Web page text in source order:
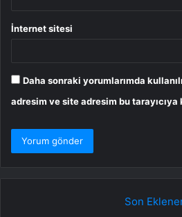
İnternet sitesi
Daha sonraki yorumlarımda
adresim ve site adresim bu
Son